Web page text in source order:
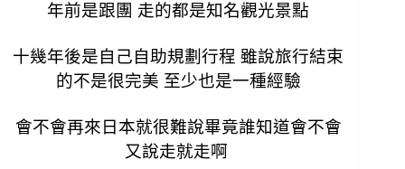
年前是跟團 走的都是知名觀光景點
十幾年後是自己自助規劃行程 雖說旅行結束
的不是很完美 至少也是一種經驗
會不會再來日本就很難說畢竟誰知道會不會
又說走就走啊